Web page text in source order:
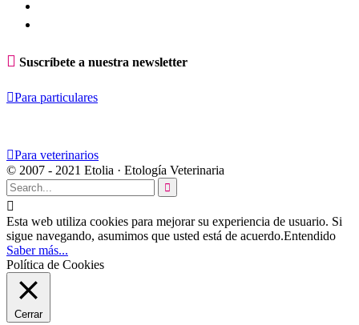
 Suscríbete a nuestra newsletter
Para particulares
Para veterinarios
© 2007 - 2021 Etolia · Etología Veterinaria


Esta web utiliza cookies para mejorar su experiencia de usuario. Si
sigue navegando, asumimos que usted está de acuerdo.Entendido
Saber más...
Política de Cookies
Cerrar